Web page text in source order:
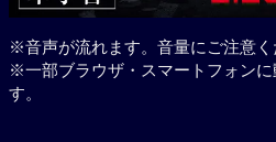
※音声が流れます。音量にご注意く
※一部ブラウザ・スマートフォン
す。